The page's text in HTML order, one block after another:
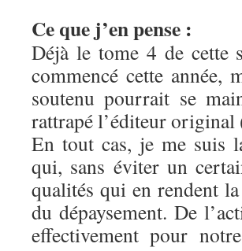
Ce que j’en pense :
Déjà le tome 4 de cette
commencé cette année,
soutenu pourrait se
rattrapé l’éditeur original
En tout cas, je me suis
qui, sans éviter un
qualités qui en rendent
du dépaysement. De
effectivement pour